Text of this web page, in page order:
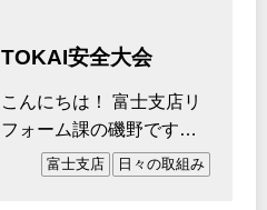
TOKAI安全大会
こんにちは！ 富士支店リ
フォーム課の磯野です。
先日【TOKAI 安全大会】
富士支店 日々の取組み